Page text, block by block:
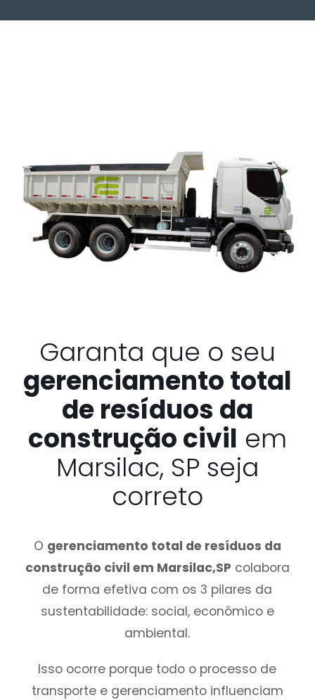
Garanta que o seu
gerenciamento total
de resíduos da
construção civil em
Marsilac, SP seja
correto
O gerenciamento total de resíduos da
construção civil em Marsilac,SP colabora
de forma efetiva com os 3 pilares da
sustentabilidade: social, econômico e
ambiental.
Isso ocorre porque todo o processo de
transporte e gerenciamento influenciam